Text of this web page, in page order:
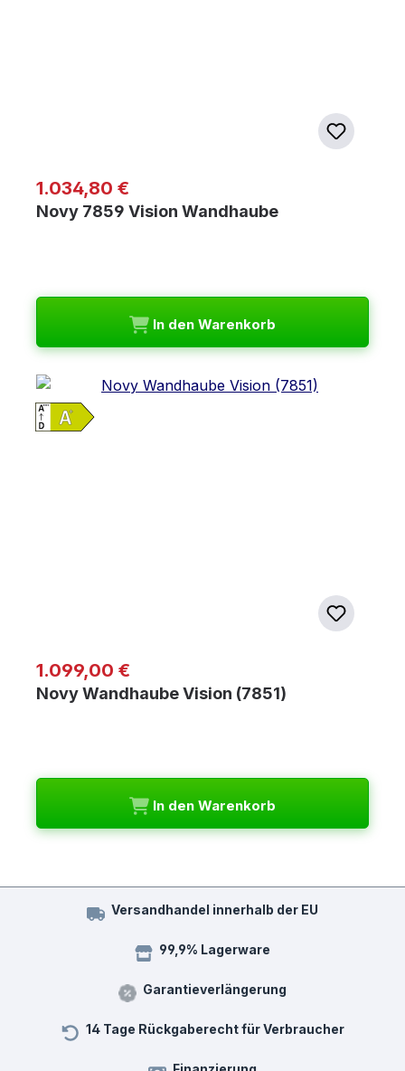
Regulärer Preis:
1.034,80 €
Novy 7859 Vision Wandhaube
In den Warenkorb
Regulärer Preis:
1.099,00 €
Novy Wandhaube Vision (7851)
In den Warenkorb
Versandhandel innerhalb der EU
99,9% Lagerware
Garantieverlängerung
14 Tage Rückgaberecht für Verbraucher